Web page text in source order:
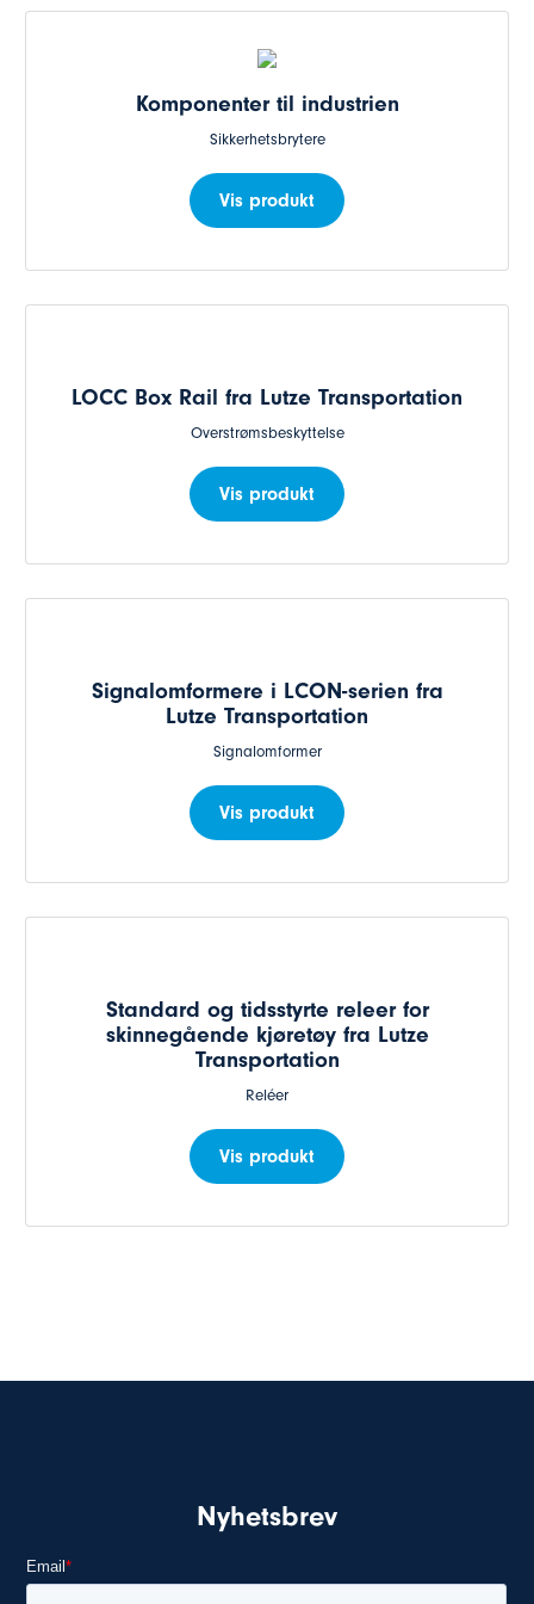
Komponenter til industrien
Sikkerhetsbrytere
Vis produkt
LOCC Box Rail fra Lutze Transportation
Overstrømsbeskyttelse
Vis produkt
Signalomformere i LCON-serien fra
Lutze Transportation
Signalomformer
Vis produkt
Standard og tidsstyrte releer for
skinnegående kjøretøy fra Lutze
Transportation
Reléer
Vis produkt
Nyhetsbrev